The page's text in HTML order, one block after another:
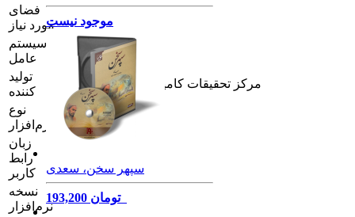
موجود نیست
سپهر سخن، سعدی
193,200 تومان
فضای
مورد نیاز
سیستم
عامل
ویندوز 7 به بالا
تولید
کننده
مرکز تحقیقات کامپیوتری علوم اسلامی
نوع
نرم‌افزار
زبان
رابط
کاربر
نسخه
نرم‌افزار